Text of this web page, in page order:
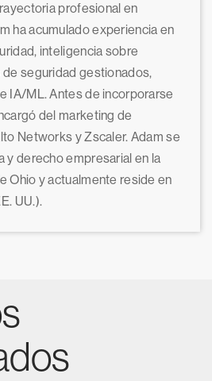
profesional en
ha acumulado experiencia en
inteligencia sobre
seguridad gestionados,
IA/ML. Antes de incorporarse
del marketing de
Networks y Zscaler. Adam se
y derecho empresarial en la
Ohio y actualmente reside en
UU.).